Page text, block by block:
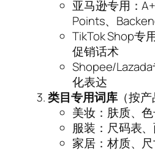
亚马逊专用：
Points、
TikTok Shop专
促销话术
Shopee/
化表达
类目专用词库（按产
美妆：肤质、
服装：尺码表
家居：材质、